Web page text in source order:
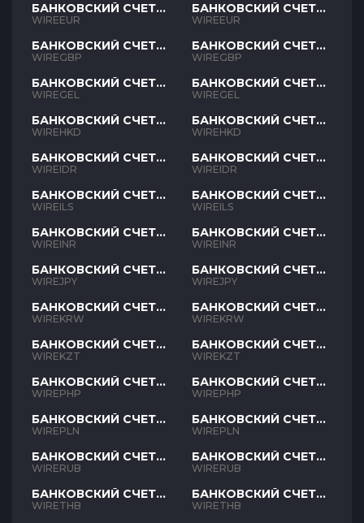
БАНКОВСКИЙ СЧЕТ
EUR
WIREEUR
БАНКОВСКИЙ СЧЕТ
GBP
WIREGBP
БАНКОВСКИЙ СЧЕТ
GEL
WIREGEL
БАНКОВСКИЙ СЧЕТ
HKD
WIREHKD
БАНКОВСКИЙ СЧЕТ
IDR
WIREIDR
БАНКОВСКИЙ СЧЕТ
ILS
WIREILS
БАНКОВСКИЙ СЧЕТ
INR
WIREINR
БАНКОВСКИЙ СЧЕТ
JPY
WIREJPY
БАНКОВСКИЙ СЧЕТ
KRW
WIREKRW
БАНКОВСКИЙ СЧЕТ
KZT
WIREKZT
БАНКОВСКИЙ СЧЕТ
PHP
WIREPHP
БАНКОВСКИЙ СЧЕТ
PLN
WIREPLN
БАНКОВСКИЙ СЧЕТ
RUB
WIRERUB
БАНКОВСКИЙ СЧЕТ
THB
WIRETHB
БАНКОВСКИЙ СЧЕТ
EUR
WIREEUR
БАНКОВСКИЙ СЧЕТ
GBP
WIREGBP
БАНКОВСКИЙ СЧЕТ
GEL
WIREGEL
БАНКОВСКИЙ СЧЕТ
HKD
WIREHKD
БАНКОВСКИЙ СЧЕТ
IDR
WIREIDR
БАНКОВСКИЙ СЧЕТ
ILS
WIREILS
БАНКОВСКИЙ СЧЕТ
INR
WIREINR
БАНКОВСКИЙ СЧЕТ
JPY
WIREJPY
БАНКОВСКИЙ СЧЕТ
KRW
WIREKRW
БАНКОВСКИЙ СЧЕТ
KZT
WIREKZT
БАНКОВСКИЙ СЧЕТ
PHP
WIREPHP
БАНКОВСКИЙ СЧЕТ
PLN
WIREPLN
БАНКОВСКИЙ СЧЕТ
RUB
WIRERUB
БАНКОВСКИЙ СЧЕТ
THB
WIRETHB